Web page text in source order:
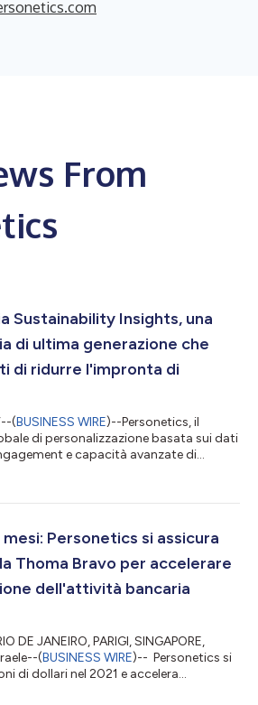
From
Sustainability Insights, una
di ultima generazione che
di ridurre l'impronta di
(BUSINESS WIRE)--Personetics, il
di personalizzazione basata sui dati
e capacità avanzate di
di Personetics, aiuterà le
banking ecologicamente responsabile e
mesi: Personetics si assicura
Thoma Bravo per accelerare
dell'attività bancaria
DE JANEIRO, PARIGI, SINGAPORE,
(BUSINESS WIRE)-- Personetics si
di dollari nel 2021 e accelera